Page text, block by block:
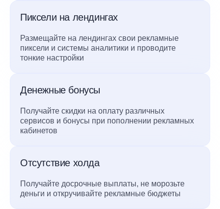
Пиксели на лендингах
Размещайте на лендингах свои рекламные
пиксели и системы аналитики и проводите
тонкие настройки
Денежные бонусы
Получайте скидки на оплату различных
сервисов и бонусы при пополнении рекламных
кабинетов
Отсутствие холда
Получайте досрочные выплаты, не морозьте
деньги и откручивайте рекламные бюджеты